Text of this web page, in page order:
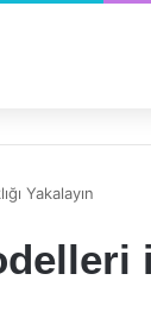
Yakalayın